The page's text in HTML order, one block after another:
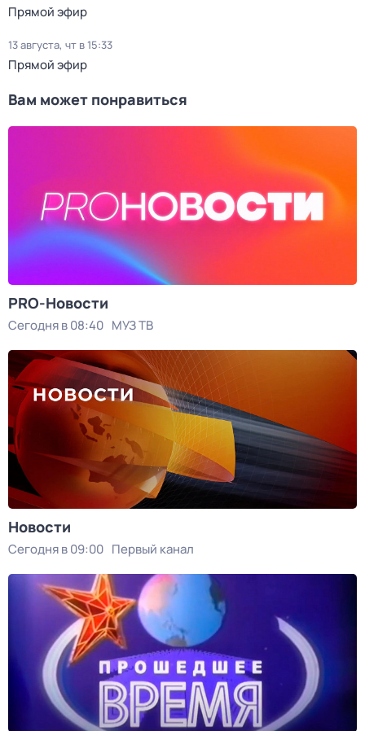
Прямой эфир
13 августа, чт в 15:33
Прямой эфир
Вам может понравиться
PRO-Новости
Сегодня в 08:40 МУЗ ТВ
Новости
Сегодня в 09:00 Первый канал